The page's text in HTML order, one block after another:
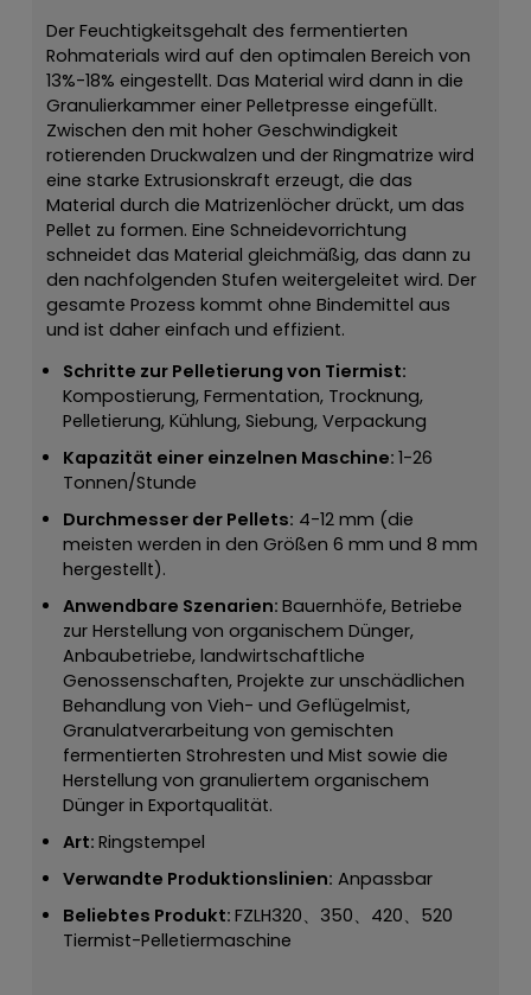
Der Feuchtigkeitsgehalt des fermentierten
Rohmaterials wird auf den optimalen Bereich von
13%-18% eingestellt. Das Material wird dann in die
Granulierkammer einer Pelletpresse eingefüllt.
Zwischen den mit hoher Geschwindigkeit
rotierenden Druckwalzen und der Ringmatrize wird
eine starke Extrusionskraft erzeugt, die das
Material durch die Matrizenlöcher drückt, um das
Pellet zu formen. Eine Schneidevorrichtung
schneidet das Material gleichmäßig, das dann zu
den nachfolgenden Stufen weitergeleitet wird. Der
gesamte Prozess kommt ohne Bindemittel aus
und ist daher einfach und effizient.
Schritte zur Pelletierung von Tiermist:
Kompostierung, Fermentation, Trocknung,
Pelletierung, Kühlung, Siebung, Verpackung
Kapazität einer einzelnen Maschine:1-26
Tonnen/Stunde
Durchmesser der Pellets: 4-12 mm (die
meisten werden in den Größen 6 mm und 8 mm
hergestellt).
Anwendbare Szenarien:Bauernhöfe, Betriebe
zur Herstellung von organischem Dünger,
Anbaubetriebe, landwirtschaftliche
Genossenschaften, Projekte zur unschädlichen
Behandlung von Vieh- und Geflügelmist,
Granulatverarbeitung von gemischten
fermentierten Strohresten und Mist sowie die
Herstellung von granuliertem organischem
Dünger in Exportqualität.
Art:Ringstempel
Verwandte Produktionslinien: Anpassbar
Beliebtes Produkt:FZLH320、350、420、520
Tiermist-Pelletiermaschine